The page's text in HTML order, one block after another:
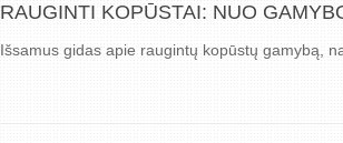
RAUGINTI KOPŪSTAI: NUO
Išsamus gidas apie raugintų kopūstų gamybą,